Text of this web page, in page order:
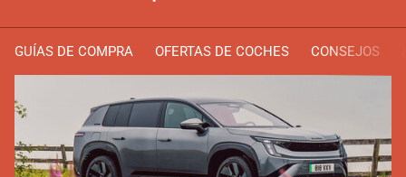
GUÍAS DE COMPRA OFERTAS DE COCHES CONSEJOS